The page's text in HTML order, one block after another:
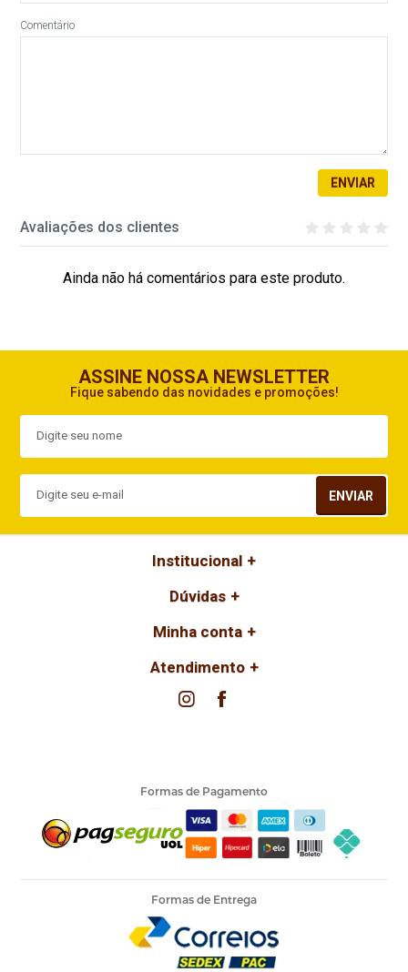
Comentário
ENVIAR
Avaliações dos clientes
Ainda não há comentários para este produto.
ASSINE NOSSA NEWSLETTER
Fique sabendo das novidades e promoções!
ENVIAR
Institucional
Dúvidas
Minha conta
Atendimento
Formas de Pagamento
Formas de Entrega